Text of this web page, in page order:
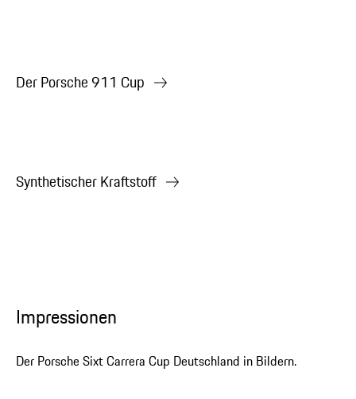
Der Porsche 911 Cup
Synthetischer Kraftstoff
Impressionen
Der Porsche Sixt Carrera Cup Deutschland in Bildern.